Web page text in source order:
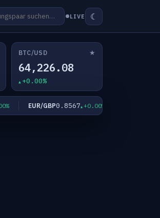
LIVE ☾
BTC/USD ★
64,226.08
+0.00%
EUR/GBP0.8567 +0.00%